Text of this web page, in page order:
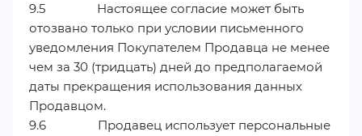
9.5 Настоящее согласие может быть
отозвано только при условии письменного
уведомления Покупателем Продавца не менее
чем за 30 (тридцать) дней до предполагаемой
даты прекращения использования данных
Продавцом.
9.6 Продавец использует персональные